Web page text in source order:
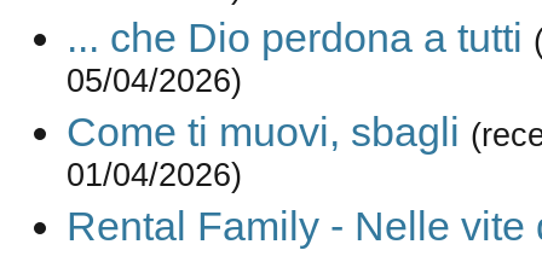
... che Dio perdona a tutti
05/04/2026)
Come ti muovi, sbagli
01/04/2026)
Rental Family - Nelle vite